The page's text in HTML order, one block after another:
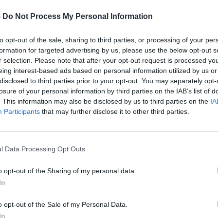
Do Not Process My Personal Information
opt-out of the sale, sharing to third parties, or processing of your
for targeted advertising by us, please use the below opt-out
selection. Please note that after your opt-out request is processed
interest-based ads based on personal information utilized by us
to third parties prior to your opt-out. You may separately
of your personal information by third parties on the IAB’s list of
This information may also be disclosed by us to third parties on the
Participants that may further disclose it to other third parties.
Data Processing Opt Outs
opt-out of the Sharing of my personal data.
opt-out of the Sale of my Personal Data.
измами со лажни Трамп пари, картички, и
во земјава туку во САД. Американското
двајца велешани 25 годишен Г.С. и 39
за измама на голем број американски
други учесници во шемата во 2023 година
канали на Телеграм и онлајн пазар
ТРБ. Ги уверувале поддржувачите на Трамп
на идниот претседател, и дека
илјади долари што би ги земале кога
на „Трамп Бакс“ се безвредни; не